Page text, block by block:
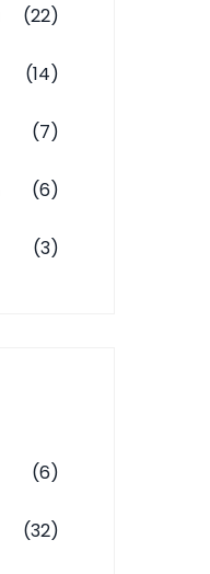
(22)
(14)
(7)
(6)
(3)
(6)
(32)